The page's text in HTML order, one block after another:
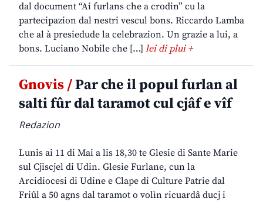
dal document “Ai furlans che a crodin” cu la
partecipazion dal nestri vescul bons. Riccardo Lamba
che al à presiedude la celebrazion. Un grazie a lui, a
bons. Luciano Nobile che […] lei di plui +
Gnovis /Par che il popul furlan al
salti fûr dal taramot cul cjâf e vîf
Redazion
Lunis ai 11 di Mai a lis 18,30 te Glesie di Sante Marie
sul Cjiscjel di Udin. Glesie Furlane, cun la
Arcidiocesi di Udine e Clape di Culture Patrie dal
Friûl a 50 agns dal taramot o volìn ricuardâ ducj i